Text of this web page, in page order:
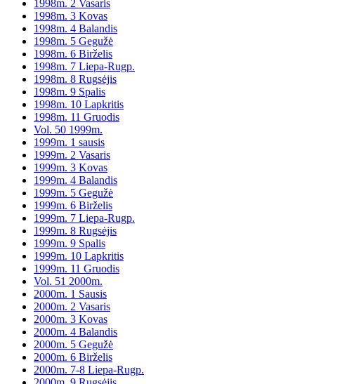
1998m. 2 Vasaris
1998m. 3 Kovas
1998m. 4 Balandis
1998m. 5 Gegužė
1998m. 6 Birželis
1998m. 7 Liepa-Rugp.
1998m. 8 Rugsėjis
1998m. 9 Spalis
1998m. 10 Lapkritis
1998m. 11 Gruodis
Vol. 50 1999m.
1999m. 1 sausis
1999m. 2 Vasaris
1999m. 3 Kovas
1999m. 4 Balandis
1999m. 5 Gegužė
1999m. 6 Birželis
1999m. 7 Liepa-Rugp.
1999m. 8 Rugsėjis
1999m. 9 Spalis
1999m. 10 Lapkritis
1999m. 11 Gruodis
Vol. 51 2000m.
2000m. 1 Sausis
2000m. 2 Vasaris
2000m. 3 Kovas
2000m. 4 Balandis
2000m. 5 Gegužė
2000m. 6 Birželis
2000m. 7-8 Liepa-Rugp.